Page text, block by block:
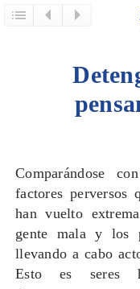
Comparándose
factores
han vuelto
gente mala y los
llevando a cabo
Esto es seres